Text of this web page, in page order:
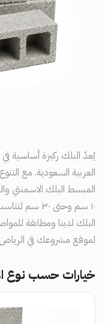
يُعدّ البلك ركيزة أساسية في
العربية السعودية. مع
المبسط البلك الاسمنتي
١٠ سم وحتى
البلك لدينا ومطابقة
لموقع مشروعك في
خيارات حسب نوع